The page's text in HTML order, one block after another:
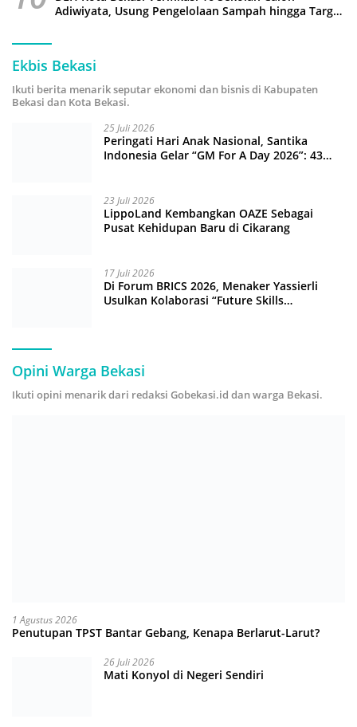
Adiwiyata, Usung Pengelolaan Sampah hingga Target
Ekbis Bekasi
Ikuti berita menarik seputar ekonomi dan bisnis di Kabupaten
Bekasi dan Kota Bekasi.
25 Juli 2026
Peringati Hari Anak Nasional, Santika
Indonesia Gelar “GM For A Day 2026”: 43
23 Juli 2026
LippoLand Kembangkan OAZE Sebagai
Pusat Kehidupan Baru di Cikarang
17 Juli 2026
Di Forum BRICS 2026, Menaker Yassierli
Usulkan Kolaborasi “Future Skills
Opini Warga Bekasi
Ikuti opini menarik dari redaksi Gobekasi.id dan warga Bekasi.
1 Agustus 2026
Penutupan TPST Bantar Gebang, Kenapa Berlarut-Larut?
26 Juli 2026
Mati Konyol di Negeri Sendiri